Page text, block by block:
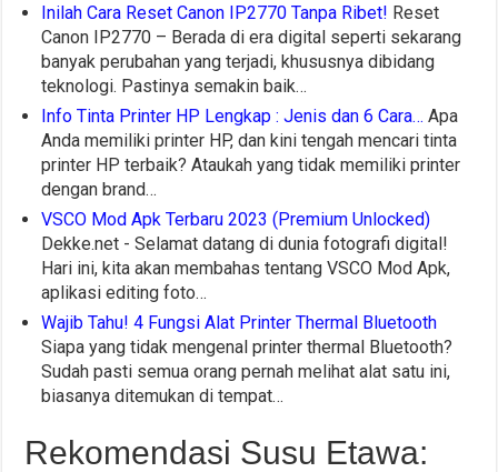
Inilah Cara Reset Canon IP2770 Tanpa Ribet! Reset
Canon IP2770 – Berada di era digital seperti sekarang
banyak perubahan yang terjadi, khususnya dibidang
teknologi. Pastinya semakin baik…
Info Tinta Printer HP Lengkap : Jenis dan 6 Cara… Apa
Anda memiliki printer HP, dan kini tengah mencari tinta
printer HP terbaik? Ataukah yang tidak memiliki printer
dengan brand…
VSCO Mod Apk Terbaru 2023 (Premium Unlocked)
Dekke.net - Selamat datang di dunia fotografi digital!
Hari ini, kita akan membahas tentang VSCO Mod Apk,
aplikasi editing foto…
Wajib Tahu! 4 Fungsi Alat Printer Thermal Bluetooth
Siapa yang tidak mengenal printer thermal Bluetooth?
Sudah pasti semua orang pernah melihat alat satu ini,
biasanya ditemukan di tempat…
Rekomendasi Susu Etawa: